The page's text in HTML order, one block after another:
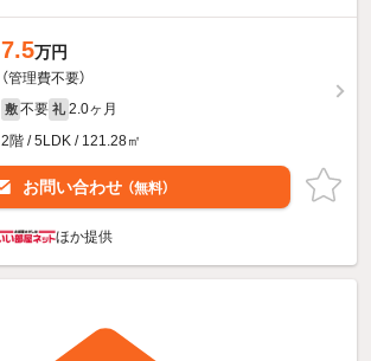
7.5万円
（管理費不要）
敷 不要 礼 2.0ヶ月
2階 / 5LDK / 121.28㎡
お問い合わせ （無料）
ほか提供